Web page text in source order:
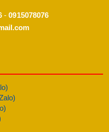
-0915078076